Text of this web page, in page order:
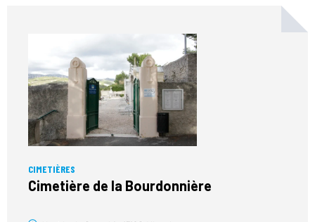
CIMETIÈRES
Cimetière de la Bourdonnière